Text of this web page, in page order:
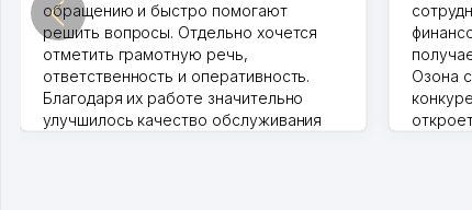
обращению и быстро помогают
решить вопросы. Отдельно хочется
отметить грамотную речь,
ответственность и оперативность.
Благодаря их работе значительно
улучшилось качество обслуживания
Озона